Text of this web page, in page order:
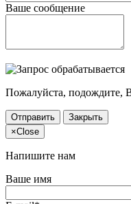
Ваше сообщение
Пожалуйста, подождите,
Отправить
Закрыть
×Close
Напишите нам
Ваше имя